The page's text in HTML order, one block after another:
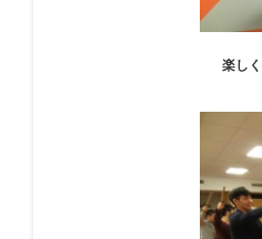
楽し